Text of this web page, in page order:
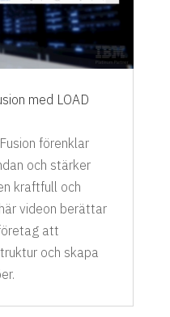
med LOAD
förenklar
och stärker
kraftfull och
videon berättar
att
och skapa